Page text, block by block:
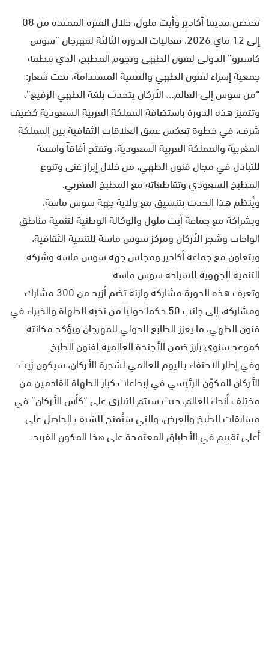
تحتضن مدينتا أكادير وأيت ملول، خلال الفترة الممتدة من 08
إلى 12 ماي 2026، فعاليات الدورة الثالثة لمهرجان “سوس
كاسترو” الدولي لفنون الطهي ونجوم المطبخ، الذي تنظمه
جمعية إسراء لفنون الطهي والتنمية المستدامة، تحت شعار:
“من سوس إلى العالم… الأركان يتحدث بلغة الطهي الرفيع”.
وتتميز هذه الدورة باستضافة المملكة العربية السعودية كضيف
شرف، في خطوة تعكس عمق العلاقات الثقافية بين المملكة
المغربية والمملكة العربية السعودية، وتفتح آفاقاً واسعة
للتبادل في مجال فنون الطهي، من خلال إبراز غنى وتنوع
المطبخ السعودي وتقاطعاته مع المطبخ المغربي.
ويُنظم هذا الحدث بتنسيق مع ولاية جهة سوس ماسة،
وبشراكة مع جماعة أيت ملول والوكالة الوطنية لتنمية مناطق
الواحات وشجر الأركان ومركز سوس ماسة للتنمية الثقافية،
وبتعاون مع جماعة أكادير ومجلس جهة سوس ماسة وشركة
التنمية الجهوية للسياحة سوس ماسة.
وتعرف هذه الدورة مشاركة وازنة تضم أزيد من 300 مشارك
ومشاركة، إلى جانب 50 حكماً دولياً من نخبة الطهاة والخبراء في
فنون الطهي، ما يعزز الطابع الدولي للمهرجان ويؤكد مكانته
كموعد سنوي بارز ضمن الأجندة العالمية لفنون الطبخ.
وفي إطار الاحتفاء بـاليوم العالمي لشجرة الأركان، سيكون زيت
الأركان المكوّن الرئيسي في إبداعات كبار الطهاة القادمين من
مختلف أنحاء العالم، حيث سيتم التباري على “كأس الأركان” في
مسابقات الطبخ والعرض، والتي ستُمنح للشيف الحاصل على
أعلى تقييم في الأطباق المعتمدة على هذا المكون الفريد.